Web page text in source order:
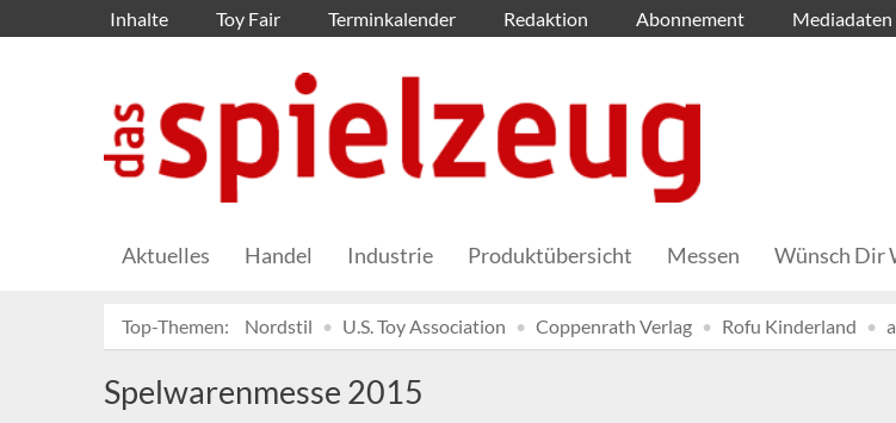
Inhalte Toy Fair Terminkalender Redaktion Abonnement Mediadaten
Aktuelles Handel Industrie Produktübersicht Messen Wünsch Dir
Top-Themen: Nordstil U.S. Toy Association Coppenrath Verlag Rofu Kinderland
Spelwarenmesse 2015